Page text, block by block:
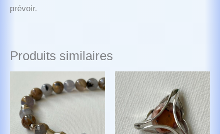
prévoir.
Produits similaires